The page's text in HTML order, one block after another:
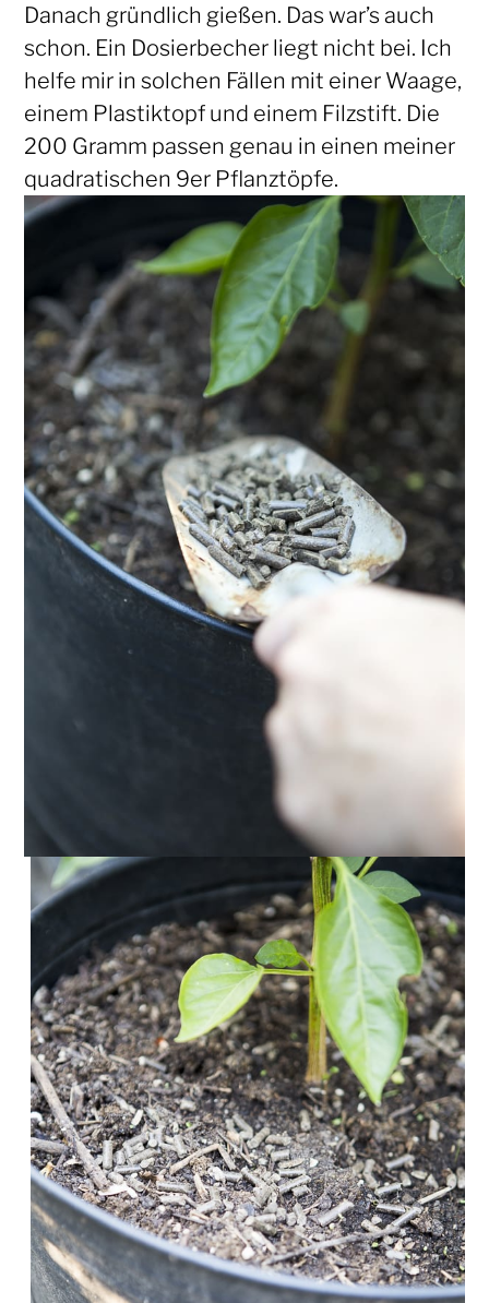
Danach gründlich gießen. Das war’s auch
schon. Ein Dosierbecher liegt nicht bei. Ich
helfe mir in solchen Fällen mit einer Waage,
einem Plastiktopf und einem Filzstift. Die
200 Gramm passen genau in einen meiner
quadratischen 9er Pflanztöpfe.